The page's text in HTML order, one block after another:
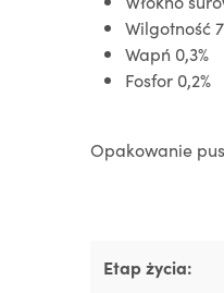
Wilgotność
Wapń 0,3%
Fosfor 0,2%
Opakowanie
Etap życia: